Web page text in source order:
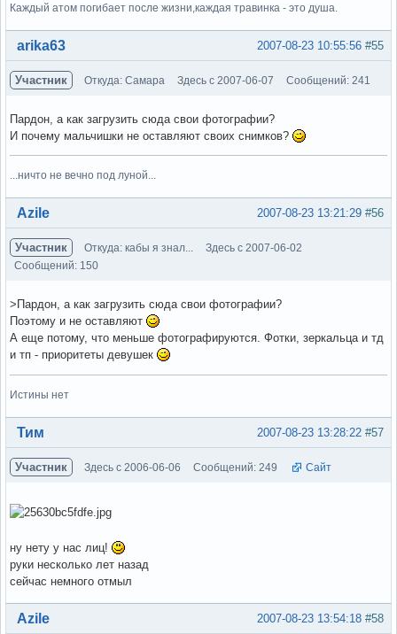
Каждый атом погибает после жизни,каждая травинка - это душа.
Вне форума #55
2007-08-23 10:55:56
arika63
Участник Откуда: Самара Здесь с 2007-06-07 Сообщений: 241
Пардон, а как загрузить сюда свои фотографии?
И почему мальчишки не оставляют своих снимков?
...ничто не вечно под луной...
Вне форума #56
2007-08-23 13:21:29
Azile
Участник Откуда: кабы я знал...
Здесь с 2007-06-02
Сообщений: 150
>Пардон, а как загрузить сюда свои фотографии?
Поэтому и не оставляют
А еще потому, что меньше фотографируются. Фотки, зеркальца и тд
и тп - приоритеты девушек
Истины нет
Вне форума #57
2007-08-23 13:28:22
Тим
Участник Здесь с 2006-06-06 Сообщений: 249 Сайт
ну нету у нас лиц!
руки несколько лет назад
сейчас немного отмыл
Вне форума #58
2007-08-23 13:54:18
Azile